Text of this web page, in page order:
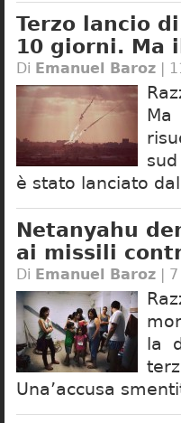
Terzo lancio
10 giorni. Ma
Di Emanuel Baroz |
è stato lanciato
Netanyahu
ai missili
Di Emanuel Baroz |
la
Una’accusa